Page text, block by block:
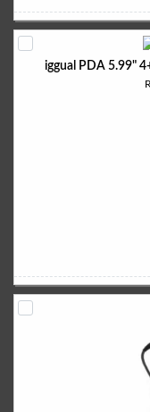
iggual PDA 5.99"